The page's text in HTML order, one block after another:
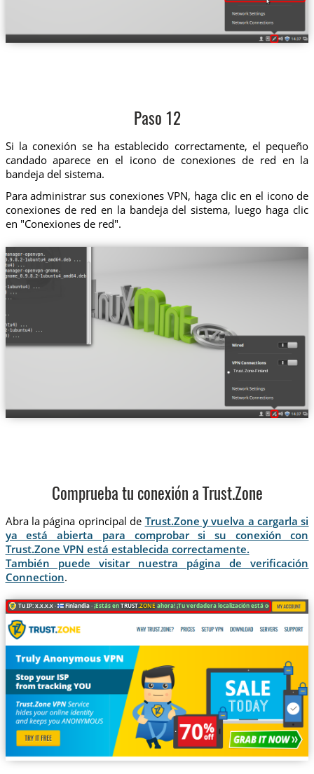
Paso 12
Si la conexión se ha establecido correctamente, el pequeño
candado aparece en el icono de conexiones de red en la
bandeja del sistema.
Para administrar sus conexiones VPN, haga clic en el icono de
conexiones de red en la bandeja del sistema, luego haga clic
en "Conexiones de red".
Trust.Zone-Finland
Comprueba tu conexión a Trust.Zone
Abra la página oprincipal de Trust.Zone y vuelva a cargarla si
ya está abierta para comprobar si su conexión con
Trust.Zone VPN está establecida correctamente.
También puede visitar nuestra página de verificación
Connection.
Tu IP: x.x.x.x · Finlandia ·¡Estás enTRUST.ZONE ahora! ¡Tu verdadera localización está oculta!